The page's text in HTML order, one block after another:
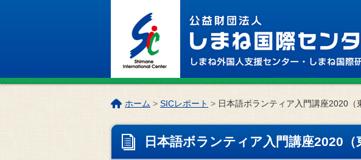
こ
ペ
ホーム > SICレポート > 日本語ボランティア入門講座2020（
日本語ボランティア入門講座2020